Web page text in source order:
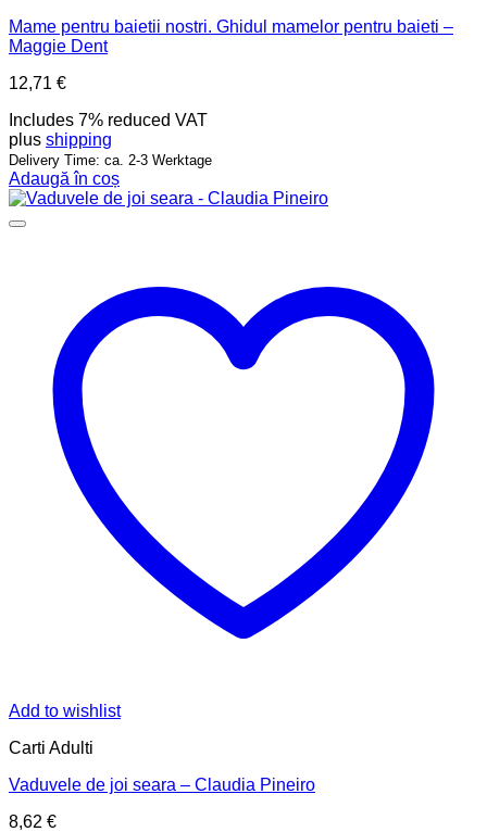
Mame pentru baietii nostri. Ghidul mamelor pentru baieti –
Maggie Dent
12,71 €
Includes 7% reduced VAT
plus shipping
Delivery Time: ca. 2-3 Werktage
Adaugă în coș
Add to wishlist
Carti Adulti
Vaduvele de joi seara – Claudia Pineiro
8,62 €